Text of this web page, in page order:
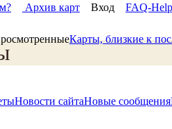
Архив карт Вход FAQ-Help
Карты, близкие к
Новости сайтаНовые сообщения